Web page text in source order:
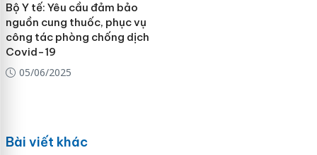
Bộ Y tế: Yêu cầu đảm bảo
nguồn cung thuốc, phục vụ
công tác phòng chống dịch
Covid-19
05/06/2025
Bài viết khác